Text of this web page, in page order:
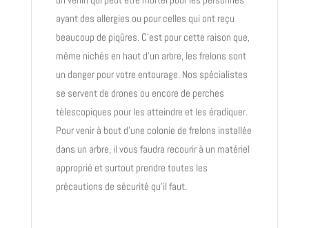
ayant des allergies ou pour celles qui ont reçu
beaucoup de piqûres. C’est pour cette raison que,
même nichés en haut d’un arbre, les frelons sont
un danger pour votre entourage. Nos spécialistes
se servent de drones ou encore de perches
télescopiques pour les atteindre et les éradiquer.
Pour venir à bout d’une colonie de frelons installée
dans un arbre, il vous faudra recourir à un matériel
approprié et surtout prendre toutes les
précautions de sécurité qu’il faut.